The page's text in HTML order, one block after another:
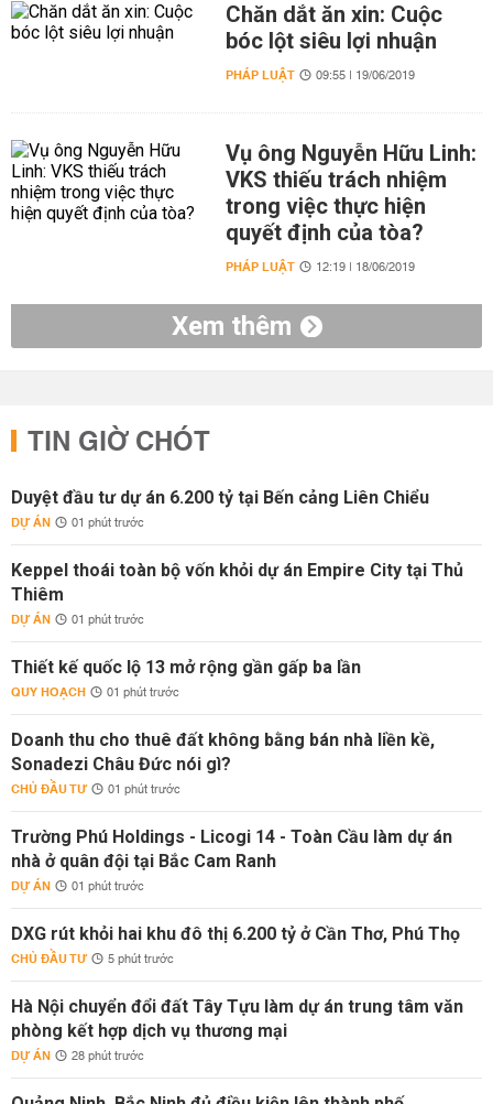
Chăn dắt ăn xin: Cuộc
bóc lột siêu lợi nhuận
PHÁP LUẬT 09:55 | 19/06/2019
Vụ ông Nguyễn Hữu Linh:
VKS thiếu trách nhiệm
trong việc thực hiện
quyết định của tòa?
PHÁP LUẬT 12:19 | 18/06/2019
Xem thêm
TIN GIỜ CHÓT
Duyệt đầu tư dự án 6.200 tỷ tại Bến cảng Liên Chiểu
DỰ ÁN 01 phút trước
Keppel thoái toàn bộ vốn khỏi dự án Empire City tại Thủ
Thiêm
DỰ ÁN 01 phút trước
Thiết kế quốc lộ 13 mở rộng gần gấp ba lần
QUY HOẠCH 01 phút trước
Doanh thu cho thuê đất không bằng bán nhà liền kề,
Sonadezi Châu Đức nói gì?
CHỦ ĐẦU TƯ 01 phút trước
Trường Phú Holdings - Licogi 14 - Toàn Cầu làm dự án
nhà ở quân đội tại Bắc Cam Ranh
DỰ ÁN 01 phút trước
DXG rút khỏi hai khu đô thị 6.200 tỷ ở Cần Thơ, Phú Thọ
CHỦ ĐẦU TƯ 5 phút trước
Hà Nội chuyển đổi đất Tây Tựu làm dự án trung tâm văn
phòng kết hợp dịch vụ thương mại
DỰ ÁN 28 phút trước